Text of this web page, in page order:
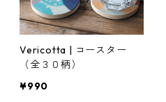
Vericotta | コースター
（全３０柄）
¥990